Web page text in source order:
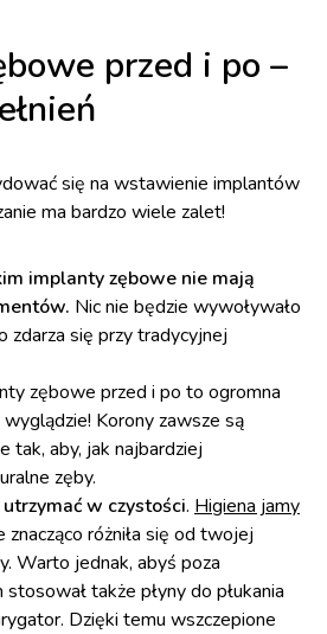
przed i po –
się na wstawienie implantów
ma bardzo wiele zalet!
implanty zębowe nie mają
Nic nie będzie wywoływało
zdarza się przy tradycyjnej
zębowe przed i po to ogromna
Korony zawsze są
tak, aby, jak najbardziej
zęby.
w czystości. Higiena jamy
znacząco różniła się od twojej
Warto jednak, abyś poza
także płyny do płukania
Dzięki temu wszczepione